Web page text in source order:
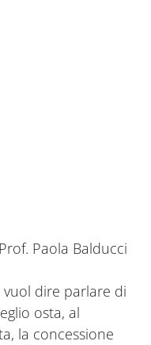
Paola Balducci
dire parlare di
osta, al
la concessione